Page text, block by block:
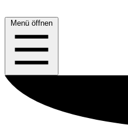
Menü öffnen